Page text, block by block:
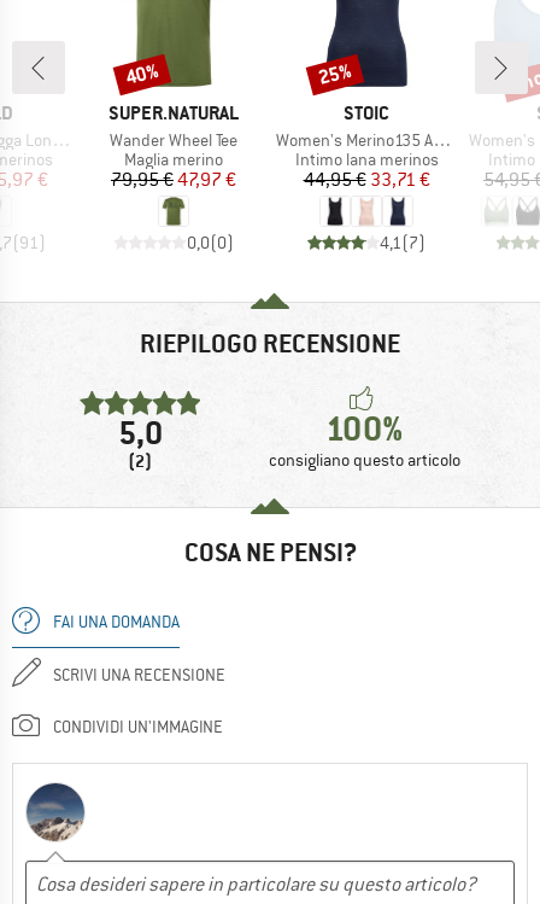
Johns
ridotto
€
(91)
MARCHIO
SUPER.NATURAL
Articolo
Wander Wheel Tee
Gruppo di prodotti
Maglia merino
Prezzo
79,95 €Prezzo ridotto
47,97 €
0,0(0)
Sconto
40%
MARCHIO
STOIC
Articolo
Women's Merino135 AnebySt. Tank
Gruppo di prodotti
Intimo lana merinos
Prezzo
44,95 €Prezzo ridotto
33,71 €
4,1(7)
Sconto
25%
Articolo
Women's
Intimo
54,95
RIEPILOGO RECENSIONE
5,0
(2)
100%
consigliano questo articolo
COSA NE PENSI?
FAI UNA DOMANDA
SCRIVI UNA RECENSIONE
CONDIVIDI UN'IMMAGINE